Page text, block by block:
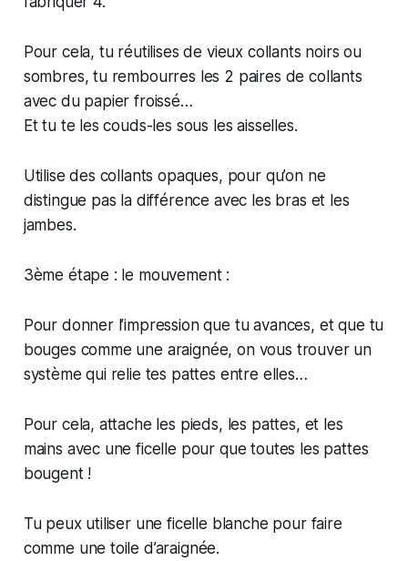
Pour cela, tu réutilises de vieux collants noirs ou
sombres, tu rembourres les 2 paires de collants
avec du papier froissé…
Et tu te les couds-les sous les aisselles.
Utilise des collants opaques, pour qu’on ne
distingue pas la différence avec les bras et les
jambes.
3ème étape : le mouvement :
Pour donner l’impression que tu avances, et que tu
bouges comme une araignée, on vous trouver un
système qui relie tes pattes entre elles…
Pour cela, attache les pieds, les pattes, et les
mains avec une ficelle pour que toutes les pattes
bougent !
Tu peux utiliser une ficelle blanche pour faire
comme une toile d’araignée.